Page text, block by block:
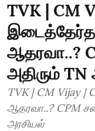
TVK | CM
ஆதரவா..?
அதிரும் TN
TVK | CM Vijay |
ஆதரவா..? CPM
அரசியல்